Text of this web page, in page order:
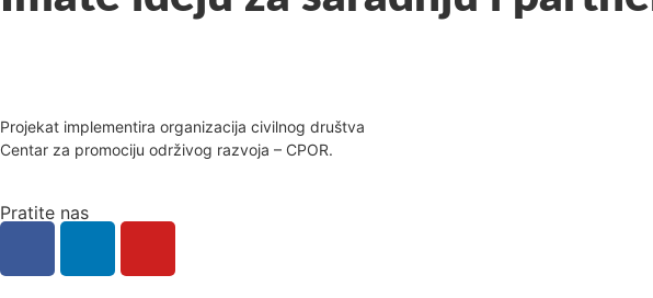
Projekat implementira organizacija civilnog društva
Centar za promociju održivog razvoja – CPOR.
Pratite nas